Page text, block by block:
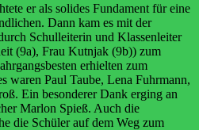
er als solides Fundament für eine
Dann kam es mit der
Schulleiterin und Klassenleiter
(9a), Frau Kutnjak (9b)) zum
erhielten zum
waren Paul Taube, Lena Fuhrmann,
Ein besonderer Dank erging an
Marlon Spieß. Auch die
die Schüler auf dem Weg zum